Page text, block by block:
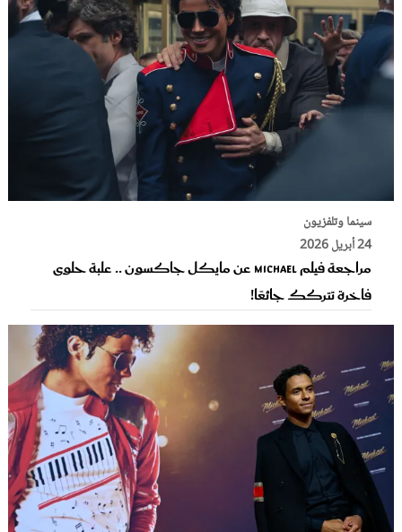
سينما وتلفزيون
24 أبريل 2026
مراجعة فيلم Michael عن مايكل جاكسون .. علبة حلوى
فاخرة تتركك جائعًا!